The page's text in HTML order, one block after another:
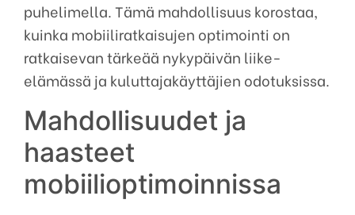
puhelimella. Tämä mahdollisuus korostaa,
kuinka mobiiliratkaisujen optimointi on
ratkaisevan tärkeää nykypäivän liike-
elämässä ja kuluttajakäyttäjien odotuksissa.
Mahdollisuudet ja
haasteet
mobiilioptimoinnissa